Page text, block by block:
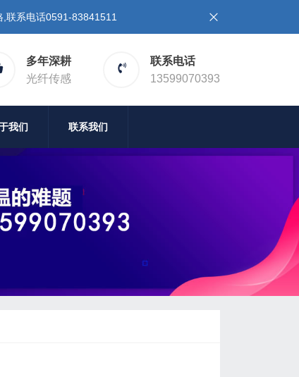
联系电话0591-83841511
多年深耕
光纤传感
联系电话
13599070393
我们 联系我们